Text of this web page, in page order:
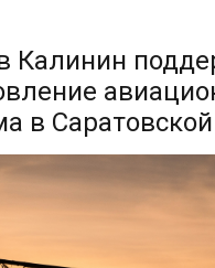
Калинин
в